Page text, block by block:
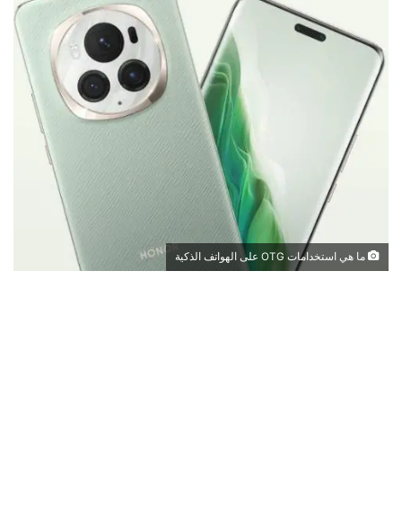
ما هي استخدامات OTG على الهواتف الذكية